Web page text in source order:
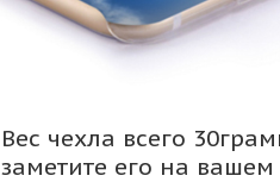
Вес чехла всего
заметите его на